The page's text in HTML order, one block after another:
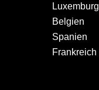
Luxemburg
Belgien
Spanien
Frankreich